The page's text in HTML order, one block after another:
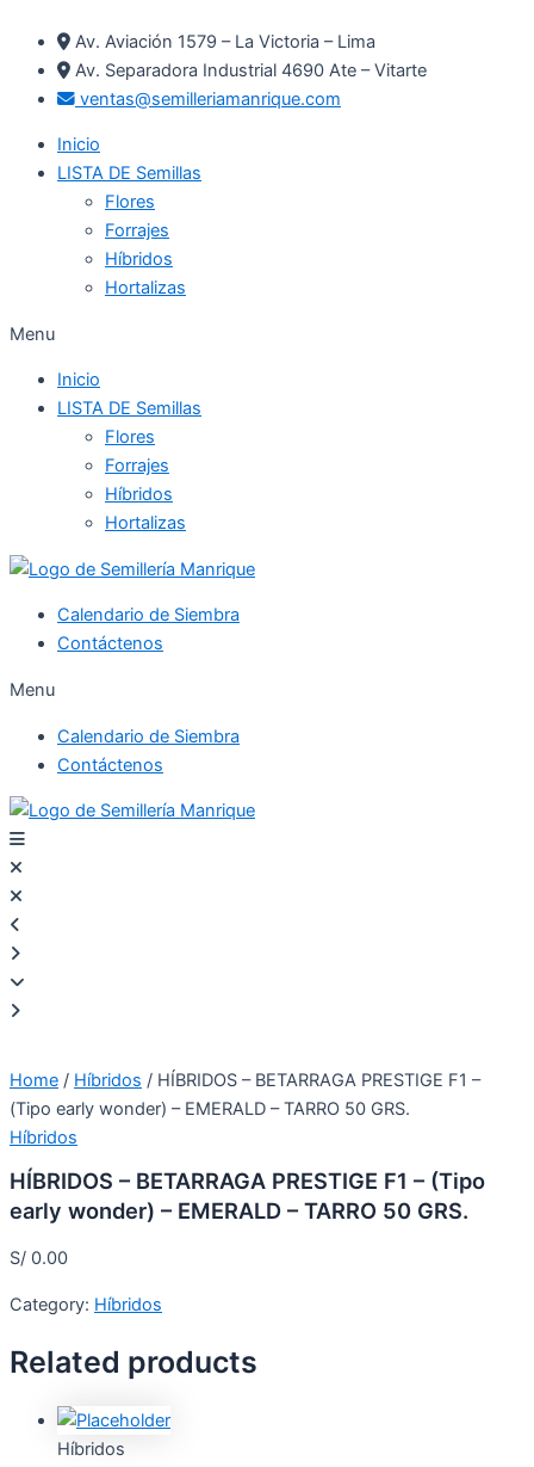
contenido
Av. Aviación 1579 – La Victoria – Lima
Av. Separadora Industrial 4690 Ate – Vitarte
ventas@semilleriamanrique.com
Inicio
LISTA DE Semillas
Flores
Forrajes
Híbridos
Hortalizas
Menu
Inicio
LISTA DE Semillas
Flores
Forrajes
Híbridos
Hortalizas
Calendario de Siembra
Contáctenos
Menu
Calendario de Siembra
Contáctenos
Home / Híbridos / HÍBRIDOS – BETARRAGA PRESTIGE F1 –
(Tipo early wonder) – EMERALD – TARRO 50 GRS.
Híbridos
HÍBRIDOS – BETARRAGA PRESTIGE F1 – (Tipo
early wonder) – EMERALD – TARRO 50 GRS.
S/ 0.00
Category: Híbridos
Related products
Híbridos